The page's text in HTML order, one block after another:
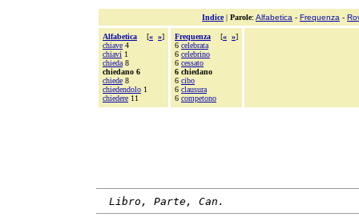
Indice| Parole: Alfabetica - Frequenza -
Alfabetica [« »]
chiave 4
chiavi 1
chieda 8
chiedano 6
chiede 8
chiedendolo 1
chiedere 11
Frequenza [« »]
6 celebrata
6 celebrino
6 cessato
6 chiedano
6 cibo
6 clausura
6 competono
Libro, Parte, Can.